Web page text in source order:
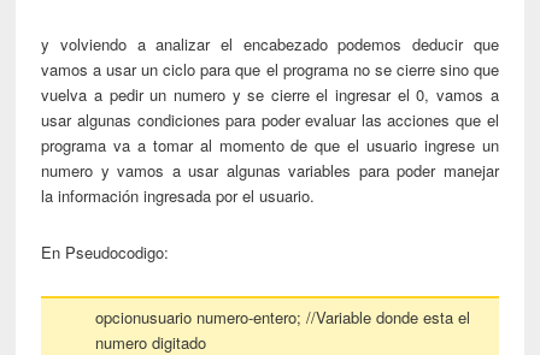
y volviendo a analizar el encabezado podemos deducir que
vamos a usar un ciclo para que el programa no se cierre sino que
vuelva a pedir un numero y se cierre el ingresar el 0, vamos a
usar algunas condiciones para poder evaluar las acciones que el
programa va a tomar al momento de que el usuario ingrese un
numero y vamos a usar algunas variables para poder manejar
la información ingresada por el usuario.
En Pseudocodigo:
opcionusuario numero-entero; //Variable donde esta el
numero digitado